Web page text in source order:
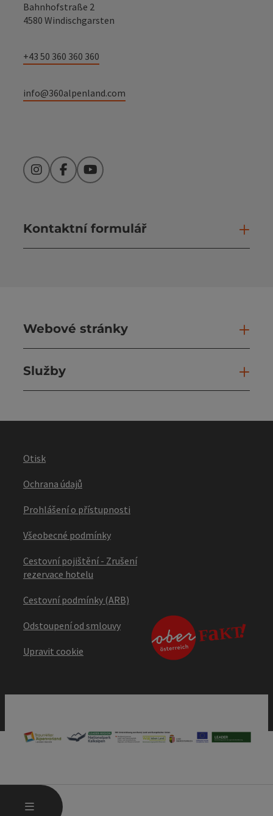
MENU
Bahnhofstraße 2
4580 Windischgarsten
+43 50 360 360 360
info@360alpenland.com
InstagramFacebookYouTube
Kontaktní formulář
Webové stránky
Služby
Otisk
Ochrana údajů
Prohlášení o přístupnosti
Všeobecné podmínky
Cestovní pojištění - Zrušení
rezervace hotelu
Cestovní podmínky (ARB)
Odstoupení od smlouvy
Upravit cookie